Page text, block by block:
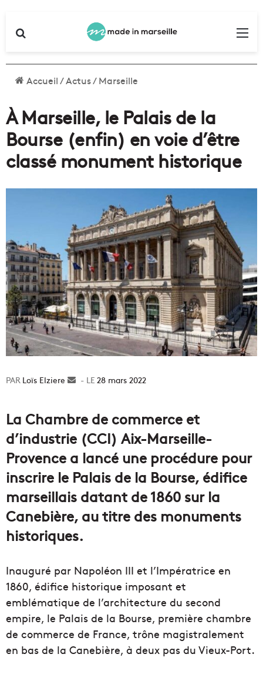
Accueil/Actus/Marseille
À Marseille, le Palais de la
Bourse (enfin) en voie d’être
classé monument historique
Loïs Elziere
Envoyer28 mars 2022
La Chambre de commerce et
d’industrie (CCI) Aix-Marseille-
Provence a lancé une procédure pour
inscrire le Palais de la Bourse, édifice
marseillais datant de 1860 sur la
Canebière, au titre des monuments
historiques.
Inauguré par Napoléon III et l’Impératrice en
1860, édifice historique imposant et
emblématique de l’architecture du second
empire, le Palais de la Bourse, première chambre
de commerce de France, trône magistralement
en bas de la Canebière, à deux pas du Vieux-Port.